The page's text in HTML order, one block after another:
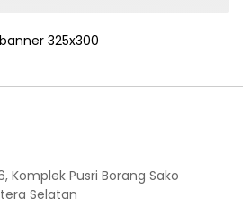
Komplek Pusri Borang Sako
Selatan